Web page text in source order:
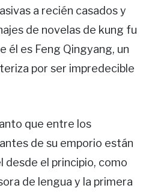
a recién casados y
de novelas de kung fu
él es Feng Qingyang, un
por ser impredecible
que entre los
de su emporio están
desde el principio, como
de lengua y la primera